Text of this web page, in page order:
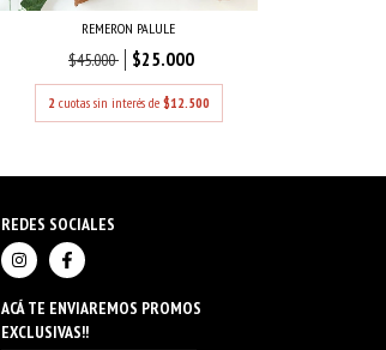
REMERON PALULE
$45.000 $25.000
2 cuotas sin interés de $12.500
REDES SOCIALES
ACÁ TE ENVIAREMOS PROMOS
EXCLUSIVAS!!